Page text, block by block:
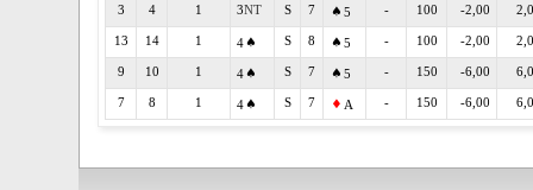
3 4 1 3 S 7 5 - 100 -2,00
13 14 1 4 S 8 5 - 100 -2,00
9 10 1 4 S 7 5 - 150 -6,00
7 8 1 4 S 7 A - 150 -6,00